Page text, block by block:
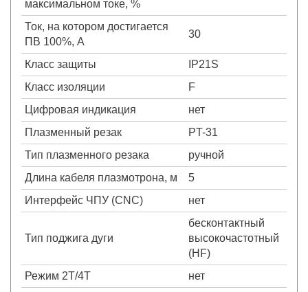
максимальном токе, %
Ток, на котором достигается
ПВ 100%, А
30
Класс защиты
IP21S
Класс изоляции
F
Цифровая индикация
нет
Плазменный резак
PT-31
Тип плазменного резака
ручной
Длина кабеля плазмотрона, м
5
Интерфейс ЧПУ (CNC)
нет
Тип поджига дуги
бесконтактный
высокочастотный
(HF)
Режим 2Т/4Т
нет